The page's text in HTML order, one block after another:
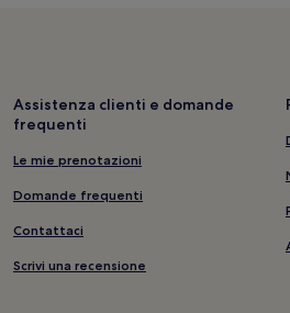
nelle vicinanze
4 stelle
vicinanze
gratuita
business
Assistenza clienti e domande
frequenti
Le mie prenotazioni
Domande frequenti
Contattaci
Scrivi una recensione